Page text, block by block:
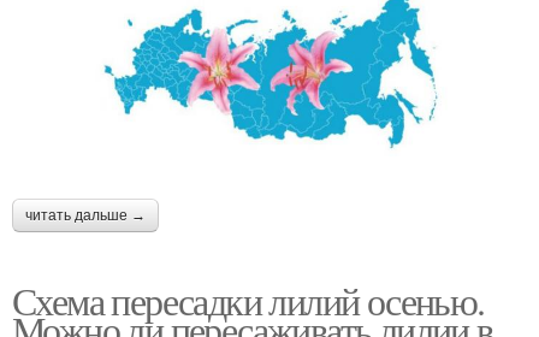
читать дальше →
Схема пересадки лилий осенью.